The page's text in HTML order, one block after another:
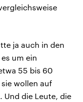
ja auch in den
um ein
55 bis 60
wollen auf
Und die Leute, die